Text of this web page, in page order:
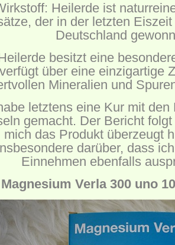
Heilerde ist
der in der letzten
Deutschland
besitzt eine
über eine einzigartige
Mineralien und
letztens eine Kur mit
gemacht. Der Bericht
mich das Produkt überzeugt
darüber, dass
Einnehmen ebenfalls
Magnesium Verla 300 uno